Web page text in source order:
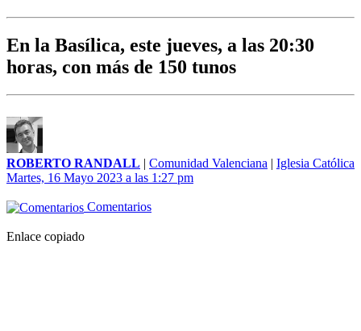
En la Basílica, este jueves, a las 20:30
horas, con más de 150 tunos
ROBERTO RANDALL | Comunidad Valenciana | Iglesia Católica
Martes, 16 Mayo 2023 a las 1:27 pm
Comentarios
Enlace copiado